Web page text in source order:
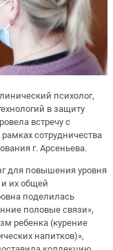
психолог,
в защиту
встречу с
сотрудничества
г. Арсеньева.
для повышения уровня
и их общей
поделилась
половые связи»,
ребенка (курение
напитков)»,